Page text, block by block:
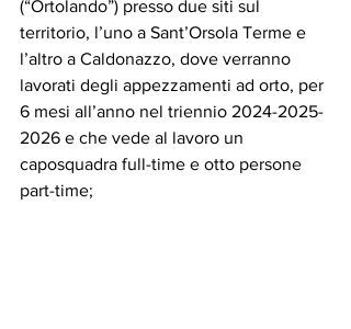
(“Ortolando”) presso due siti sul
territorio, l’uno a Sant’Orsola Terme e
l’altro a Caldonazzo, dove verranno
lavorati degli appezzamenti ad orto, per
6 mesi all’anno nel triennio 2024-2025-
2026 e che vede al lavoro un
caposquadra full-time e otto persone
part-time;